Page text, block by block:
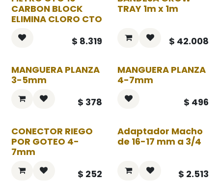
CARBON BLOCK
ELIMINA CLORO CTO
$ 8.319
TRAY 1m x 1m
$ 42.008
MANGUERA PLANZA
3-5mm
$ 378
MANGUERA PLANZA
4-7mm
$ 496
CONECTOR RIEGO
POR GOTEO 4-
7mm
$ 252
Adaptador Macho
de 16-17 mm a 3/4
$ 2.513